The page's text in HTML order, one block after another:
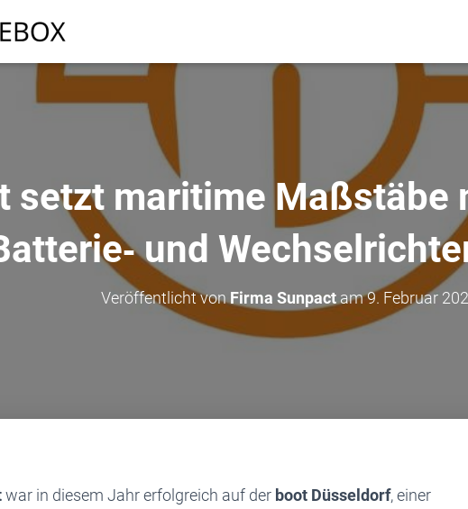
setzt maritime Maßstäbe
und
Veröffentlicht vonFirma Sunpact am9. Februar
war in diesem Jahr erfolgreich auf der boot Düsseldorf, einer